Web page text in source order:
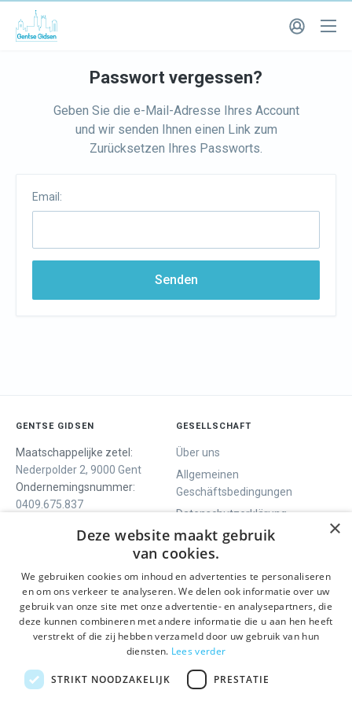
Passwort vergessen?
Geben Sie die e-Mail-Adresse Ihres Account
und wir senden Ihnen einen Link zum
Zurücksetzen Ihres Passworts.
Email:
Senden
GENTSE GIDSEN
Maatschappelijke zetel:
Nederpolder 2, 9000 Gent
Ondernemingsnummer:
0409.675.837
GESELLSCHAFT
Über uns
Allgemeinen
Geschäftsbedingungen
Datenschutzerklärung
Contact
WIR BIETEN
Geführte Tour
Tagesprogramm
Aktivitäten
SOCIALS
Facebook
Instagram
LinkedIn
×
Deze website maakt gebruik
van cookies.
We gebruiken cookies om inhoud en advertenties te personaliseren
en om ons verkeer te analyseren. We delen ook informatie over uw
gebruik van onze site met onze advertentie- en analysepartners, die
deze kunnen combineren met andere informatie die u aan hen heeft
verstrekt of die zij hebben verzameld door uw gebruik van hun
diensten. Lees verder
STRIKT NOODZAKELIJK PRESTATIE